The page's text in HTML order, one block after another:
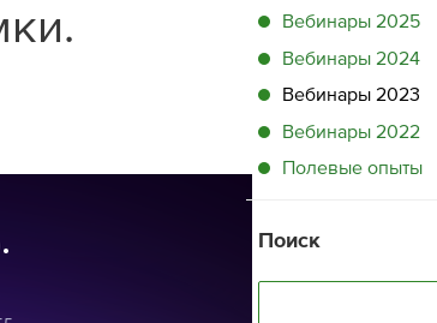
Вебинары 2025
Вебинары 2024
Вебинары 2023
Вебинары 2022
Полевые опыты
Поиск